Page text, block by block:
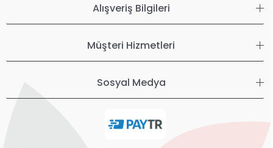
Alışveriş Bilgileri
Müşteri Hizmetleri
Sosyal Medya